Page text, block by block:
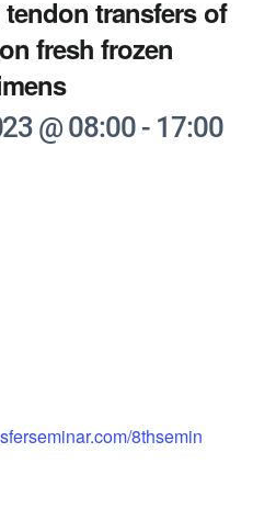
transfers of
fresh frozen
@ 08:00 - 17:00
8thsemin